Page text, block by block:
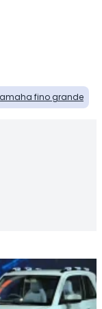
fino grande